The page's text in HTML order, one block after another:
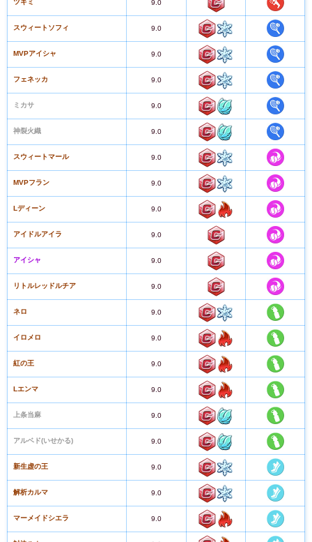
ツキミ 9.0
スウィートソフィ 9.0
MVPアイシャ 9.0
フェネッカ 9.0
ミカサ 9.0
神裂火織 9.0
スウィートマール 9.0
MVPフラン 9.0
Lディーン 9.0
アイドルアイラ 9.0
アイシャ 9.0
リトルレッドルチア 9.0
ネロ 9.0
イロメロ 9.0
紅の王 9.0
Lエンマ 9.0
上条当麻 9.0
アルベド(いせかる) 9.0
新生虚の王 9.0
解析カルマ 9.0
マーメイドシエラ 9.0